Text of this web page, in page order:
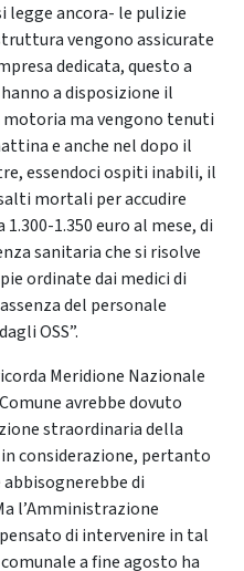
ancora- le pulizie
vengono assicurate
dedicata, questo a
a disposizione il
ma vengono tenuti
e anche nel dopo il
essendoci ospiti inabili, il
mortali per accudire
1.350 euro al mese, di
sanitaria che si risolve
ordinate dai medici di
del personale
OSS”.
Meridione Nazionale
avrebbe dovuto
straordinaria della
considerazione, pertanto
di
l’Amministrazione
di intervenire in tal
a fine agosto ha